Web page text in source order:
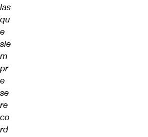
las
qu
e
sie
m
pr
e
se
re
co
rd